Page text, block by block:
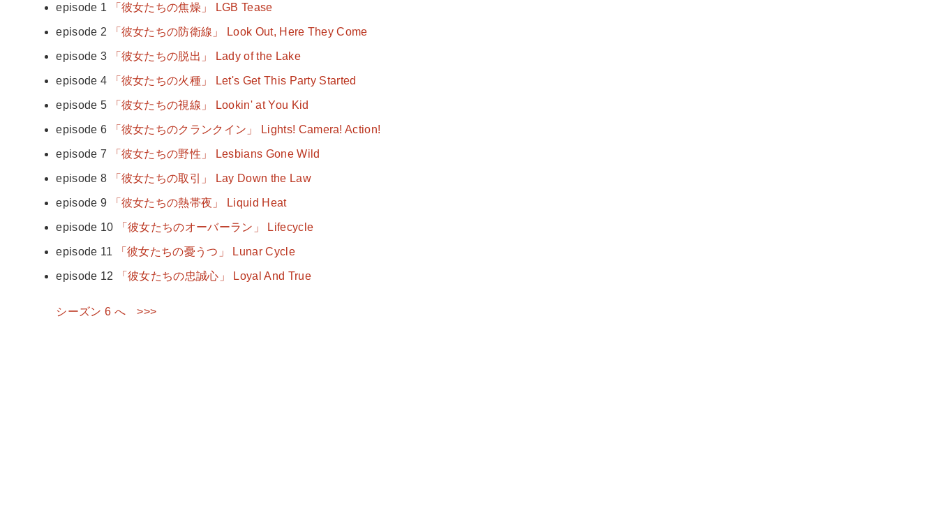
episode 1 「彼女たちの焦燥」 LGB Tease
episode 2 「彼女たちの防衛線」 Look Out, Here They Come
episode 3 「彼女たちの脱出」 Lady of the Lake
episode 4 「彼女たちの火種」 Let's Get This Party Started
episode 5 「彼女たちの視線」 Lookin' at You Kid
episode 6 「彼女たちのクランクイン」 Lights! Camera! Action!
episode 7 「彼女たちの野性」 Lesbians Gone Wild
episode 8 「彼女たちの取引」 Lay Down the Law
episode 9 「彼女たちの熱帯夜」 Liquid Heat
episode 10 「彼女たちのオーバーラン」 Lifecycle
episode 11 「彼女たちの憂うつ」 Lunar Cycle
episode 12 「彼女たちの忠誠心」 Loyal And True
シーズン 6 へ >>>